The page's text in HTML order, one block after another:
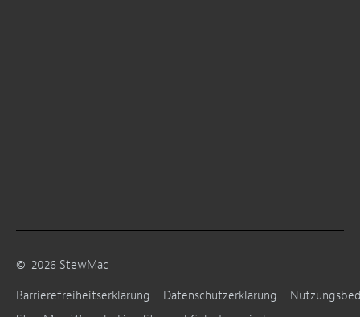
© 2026 StewMac
Barrierefreiheitserklärung
Datenschutzerklärung